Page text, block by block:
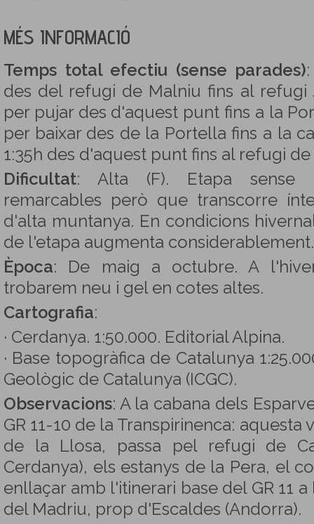
MÉS INFORMACIÓ
Temps total efectiu (sense parades)
des del refugi de Malniu fins al refugi
per pujar des d'aquest punt fins a la
per baixar des de la Portella fins a la
1:35h des d'aquest punt fins al refugi
Dificultat: Alta (F). Etapa sense
remarcables però que transcorre
d'alta muntanya. En condicions
de l'etapa augmenta considerablement.
Època: De maig a octubre. A
trobarem neu i gel en cotes altes.
Cartografia:
· Cerdanya. 1:50.000. Editorial Alpina.
· Base topogràfica de Catalunya
Geològic de Catalunya (ICGC).
Observacions: A la cabana dels
GR 11-10 de la Transpirinenca: aquesta
de la Llosa, passa pel refugi de
Cerdanya), els estanys de la Pera, el
enllaçar amb l'itinerari base del GR 11
del Madriu, prop d'Escaldes (Andorra).